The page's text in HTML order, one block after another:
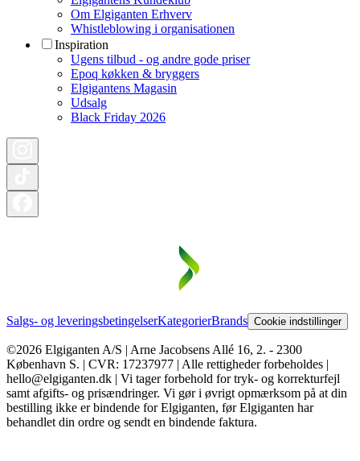
Om Elgiganten Erhverv
Whistleblowing i organisationen
Inspiration
Ugens tilbud - og andre gode priser
Epoq køkken & bryggers
Elgigantens Magasin
Udsalg
Black Friday 2026
Salgs- og leveringsbetingelserKategorierBrands Cookie indstillinger
©2026 Elgiganten A/S | Arne Jacobsens Allé 16, 2. - 2300
København S. | CVR: 17237977 | Alle rettigheder forbeholdes |
hello@elgiganten.dk | Vi tager forbehold for tryk- og korrekturfejl
samt afgifts- og prisændringer. Vi gør i øvrigt opmærksom på at din
bestilling ikke er bindende for Elgiganten, før Elgiganten har
behandlet din ordre og sendt en bindende faktura.